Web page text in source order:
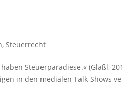
,Steuerrecht
Steuerparadiese.« (Glaßl,
in den medialen Talk-Shows